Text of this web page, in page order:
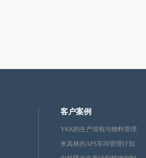
客户案例
YKK的生产排程与物料管理
米其林的APS车间管理计划